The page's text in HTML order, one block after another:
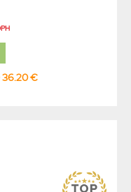
36.20 €